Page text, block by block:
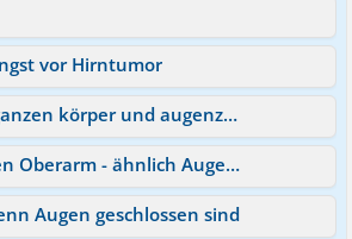
vor Hirntumor
Schmerzen am ganzen körper und augenzucken
Zucken am linken Oberarm - ähnlich Augenzucken
Augen geschlossen sind